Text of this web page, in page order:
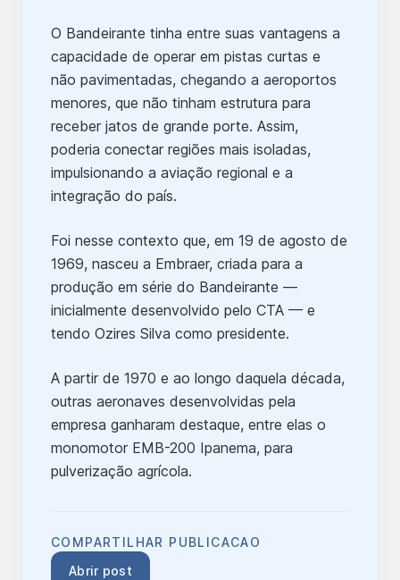
O Bandeirante tinha entre suas vantagens a
capacidade de operar em pistas curtas e
não pavimentadas, chegando a aeroportos
menores, que não tinham estrutura para
receber jatos de grande porte. Assim,
poderia conectar regiões mais isoladas,
impulsionando a aviação regional e a
integração do país.
Foi nesse contexto que, em 19 de agosto de
1969, nasceu a Embraer, criada para a
produção em série do Bandeirante —
inicialmente desenvolvido pelo CTA — e
tendo Ozires Silva como presidente.
A partir de 1970 e ao longo daquela década,
outras aeronaves desenvolvidas pela
empresa ganharam destaque, entre elas o
monomotor EMB-200 Ipanema, para
pulverização agrícola.
COMPARTILHAR PUBLICACAO
Abrir post